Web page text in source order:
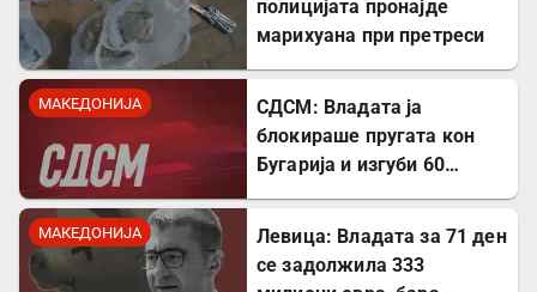
полицијата пронајде
марихуана при претреси
МАКЕДОНИЈА
СДСМ: Владата ја
блокираше пругата кон
Бугарија и изгуби 60
МАКЕДОНИЈА
Левица: Владата за 71 ден
се задолжила 333